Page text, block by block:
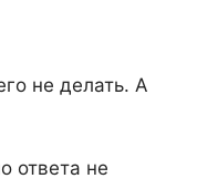
не делать. А
ответа не